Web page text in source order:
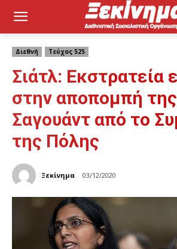
Διεθνή Τεύχος 525
Σιάτλ: Εκστρατεία
στην αποπομπή
Σαγουάντ από το
της Πόλης
Ξεκίνημα 03/12/2020